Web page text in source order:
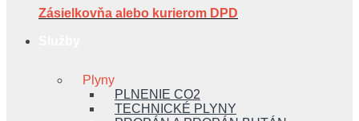
Plyny
PLNENIE CO2
TECHNICKÉ PLYNY
Zásielkovňa alebo kurierom DPD